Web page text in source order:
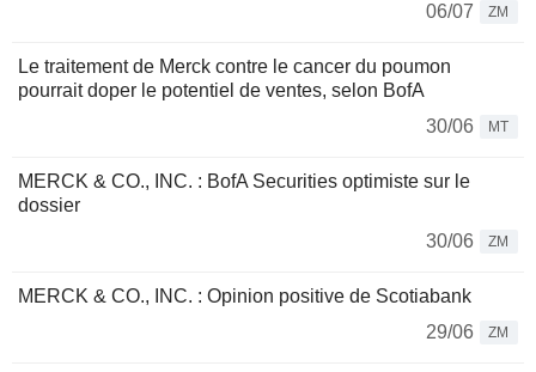
06/07
ZM
Le traitement de Merck contre le cancer du poumon
pourrait doper le potentiel de ventes, selon BofA
30/06
MT
MERCK & CO., INC. : BofA Securities optimiste sur le
dossier
30/06
ZM
MERCK & CO., INC. : Opinion positive de Scotiabank
29/06
ZM